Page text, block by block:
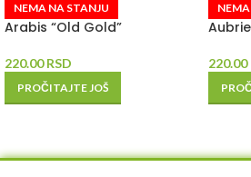
NEMA NA STANJU
Arabis “Old Gold”
220.00RSD
PROČITAJTE JOŠ
220.00